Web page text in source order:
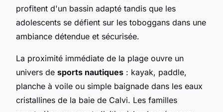
profitent d'un bassin adapté tandis que les
adolescents se défient sur les toboggans dans une
ambiance détendue et sécurisée.
La proximité immédiate de la plage ouvre un
univers de sports nautiques : kayak, paddle,
planche à voile ou simple baignade dans les eaux
cristallines de la baie de Calvi. Les familles